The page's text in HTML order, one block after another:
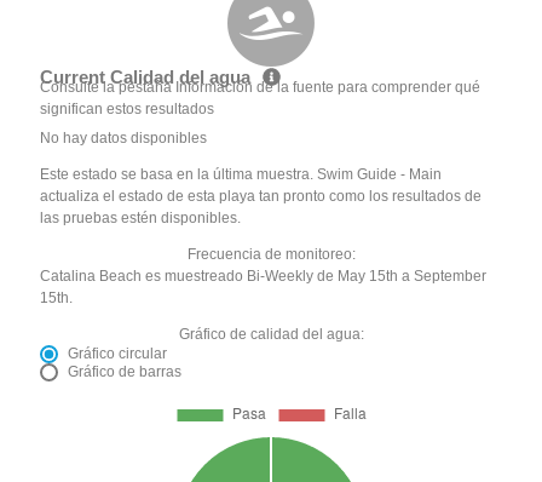
Current Calidad del agua
Consulte la pestaña Información de la fuente para comprender qué
significan estos resultados
No hay datos disponibles
Este estado se basa en la última muestra. Swim Guide - Main
actualiza el estado de esta playa tan pronto como los resultados de
las pruebas estén disponibles.
Frecuencia de monitoreo:
Catalina Beach es muestreado Bi-Weekly de May 15th a September
15th.
Gráfico de calidad del agua:
Gráfico circular
Gráfico de barras